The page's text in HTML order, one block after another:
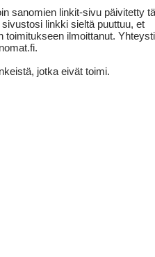
sanomien linkit-sivu päivitetty
linkki sieltä puuttuu, et
toimitukseen ilmoittanut.
jotka eivät toimi.